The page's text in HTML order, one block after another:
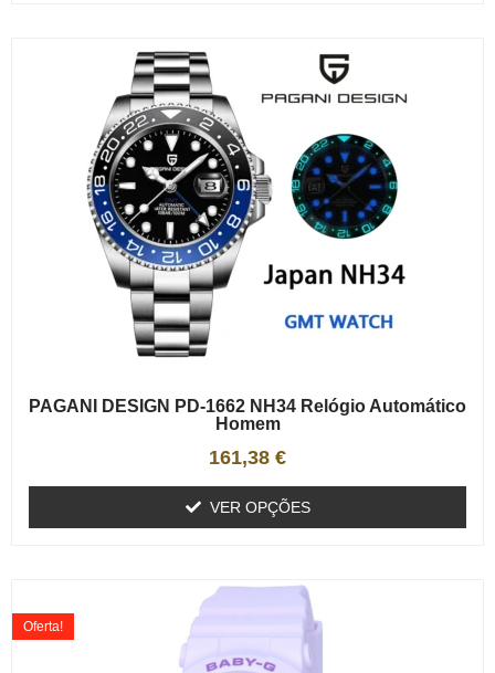
PAGANI DESIGN PD-1662 NH34 Relógio Automático
Homem
161,38 €
VER OPÇÕES
Oferta!